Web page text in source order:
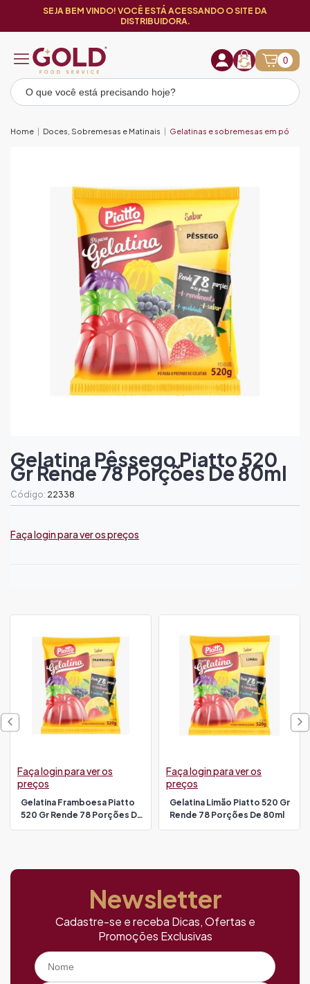
SEJA BEM VINDO! VOCÊ ESTÁ ACESSANDO O SITE DA
DISTRIBUIDORA.
0
Home Doces, Sobremesas e Matinais Gelatinas e sobremesas em pó
Gelatina Pêssego Piatto 520
Gr Rende 78 Porções De 80ml
Código: 22338
Faça login para ver os preços
Gelatina Framboesa Piatto
520 Gr Rende 78 Porções De
Faça login para ver os
preços
Gelatina Limão Piatto 520 Gr
Rende 78 Porções De 80ml
Faça login para ver os
preços
Newsletter
Cadastre-se e receba Dicas, Ofertas e
Promoções Exclusivas